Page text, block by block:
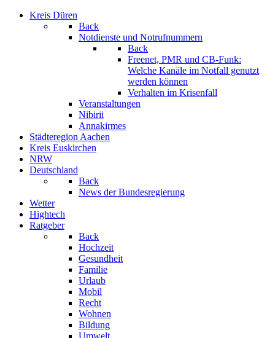
Kreis Düren
Back
Notdienste und Notrufnummern
Back
Freenet, PMR und CB-Funk:
Welche Kanäle im Notfall genutzt
werden können
Verhalten im Krisenfall
Veranstaltungen
Nibirii
Annakirmes
Städteregion Aachen
Kreis Euskirchen
NRW
Deutschland
Back
News der Bundesregierung
Wetter
Hightech
Ratgeber
Back
Hochzeit
Gesundheit
Familie
Urlaub
Mobil
Recht
Wohnen
Bildung
Umwelt